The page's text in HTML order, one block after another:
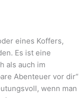
eines Koffers,
Es ist eine
als auch im
Abenteuer vor dir“
wenn man